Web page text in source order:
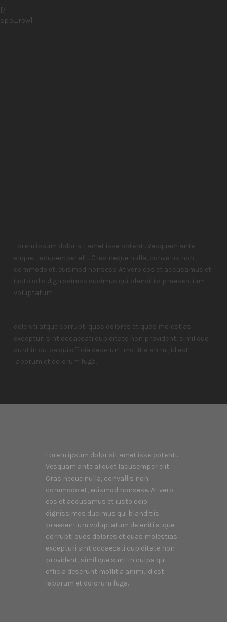
[/
spb_row]
Lorem ipsum dolor sit amet isse potenti. Vesquam ante
aliquet lacusemper elit. Cras neque nulla, convallis non
commodo et, euismod nonsese. At vero eos et accusamus et
iusto odio dignissimos ducimus qui blanditiis praesentium
voluptatum
deleniti atque corrupti quos dolores et quas molestias
excepturi sint occaecati cupiditate non provident, similique
sunt in culpa qui officia deserunt mollitia animi, id est
laborum et dolorum fuga.
Lorem ipsum dolor sit amet isse potenti.
Vesquam ante aliquet lacusemper elit.
Cras neque nulla, convallis non
commodo et, euismod nonsese. At vero
eos et accusamus et iusto odio
dignissimos ducimus qui blanditiis
praesentium voluptatum deleniti atque
corrupti quos dolores et quas molestias
excepturi sint occaecati cupiditate non
provident, similique sunt in culpa qui
officia deserunt mollitia animi, id est
laborum et dolorum fuga.